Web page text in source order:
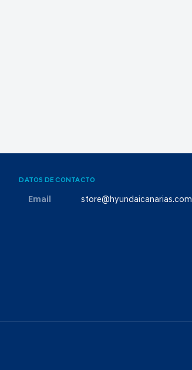
DATOS DE CONTACTO
Email store@hyundaicanarias.com